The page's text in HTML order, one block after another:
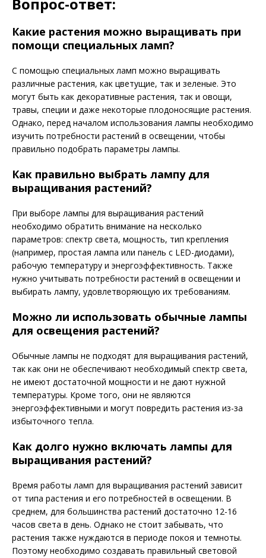
Какие растения можно выращивать при
помощи специальных ламп?
С помощью специальных ламп можно выращивать
различные растения, как цветущие, так и зеленые. Это
могут быть как декоративные растения, так и овощи,
травы, специи и даже некоторые плодоносящие растения.
Однако, перед началом использования лампы необходимо
изучить потребности растений в освещении, чтобы
правильно подобрать параметры лампы.
Как правильно выбрать лампу для
выращивания растений?
При выборе лампы для выращивания растений
необходимо обратить внимание на несколько
параметров: спектр света, мощность, тип крепления
(например, простая лампа или панель с LED-диодами),
рабочую температуру и энергоэффективность. Также
нужно учитывать потребности растений в освещении и
выбирать лампу, удовлетворяющую их требованиям.
Можно ли использовать обычные лампы
для освещения растений?
Обычные лампы не подходят для выращивания растений,
так как они не обеспечивают необходимый спектр света,
не имеют достаточной мощности и не дают нужной
температуры. Кроме того, они не являются
энергоэффективными и могут повредить растения из-за
избыточного тепла.
Как долго нужно включать лампы для
выращивания растений?
Время работы ламп для выращивания растений зависит
от типа растения и его потребностей в освещении. В
среднем, для большинства растений достаточно 12-16
часов света в день. Однако не стоит забывать, что
растения также нуждаются в периоде покоя и темноты.
Поэтому необходимо создавать правильный световой